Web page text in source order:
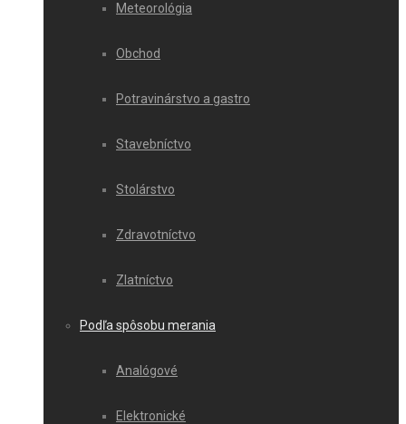
Meteorológia
Obchod
Potravinárstvo a gastro
Stavebníctvo
Stolárstvo
Zdravotníctvo
Zlatníctvo
Podľa spôsobu merania
Analógové
Elektronické